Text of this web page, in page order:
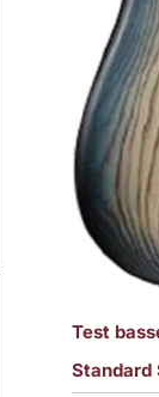
Test
Standard